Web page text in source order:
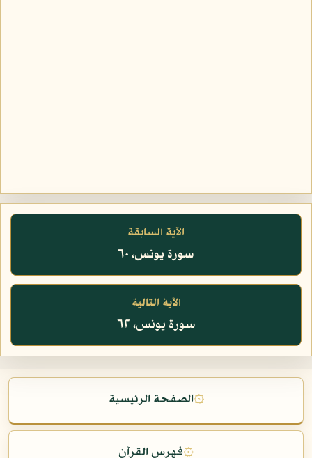
الآية السابقة
سورة يونس، ٦٠
الآية التالية
سورة يونس، ٦٢
۞الصفحة الرئيسية
۞فهرس القرآن